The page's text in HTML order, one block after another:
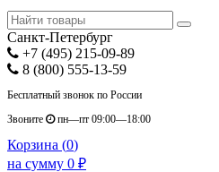
Санкт-Петербург
+7 (495) 215-09-89
8 (800) 555-13-59
Бесплатный звонок по России
Звоните
пн—пт 09:00—18:00
Корзина (0)
на сумму 0 ₽